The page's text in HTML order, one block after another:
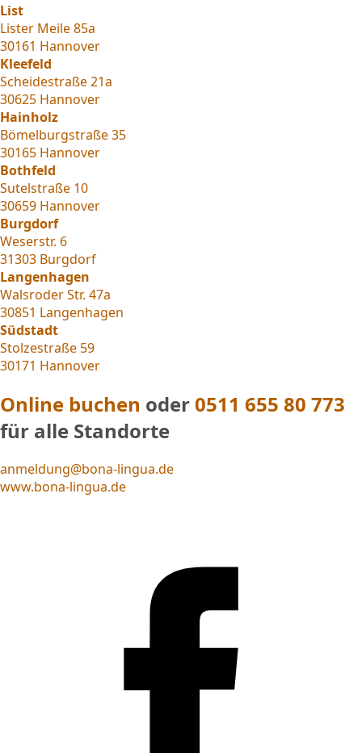
List
Lister Meile 85a
30161 Hannover
Kleefeld
Scheidestraße 21a
30625 Hannover
Hainholz
Bömelburgstraße 35
30165 Hannover
Bothfeld
Sutelstraße 10
30659 Hannover
Burgdorf
Weserstr. 6
31303 Burgdorf
Langenhagen
Walsroder Str. 47a
30851 Langenhagen
Südstadt
Stolzestraße 59
30171 Hannover
Online buchen oder0511 655 80 773
für alle Standorte
anmeldung@bona-lingua.de
www.bona-lingua.de